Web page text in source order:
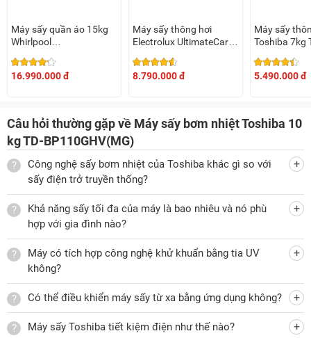
Máy sấy TD-BP110GHV(MG) tích hợp cảm biến nhiệt độ và
độ ẩm thông minh SenseDry, giúp:
Phát hiện và theo dõi độ ẩm thực tế bên trong lồng sấy
Tránh sấy khô quá mức gây hư hại sợi vải
Nhờ công nghệ này, quần áo luôn được bảo vệ , đồng thời
giảm thiểu điện năng tiêu thụ mà vẫn đảm bảo sấy khô
hoàn toàn.
Công nghệ UV Sensitize – Khử khuẩn mạnh mẽ, an toàn
cho sức khỏe
Một trong những công nghệ nổi bật trên Toshiba TD-
BP110GHV(MG) là UV Sensitize – sử dụng tia cực tím trong
quá trình sấy để:
Diệt khuẩn, nấm mốc lên tới 99,9%
Máy sấy quần áo 15kg
Whirlpool
16.990.000 đ
Máy sấy thông hơi
Electrolux UltimateCare
8.790.000 đ
Máy sấy
Toshiba 7kg
5.490.000 đ
Câu hỏi thường gặp về Máy sấy bơm nhiệt Toshiba 10
kg TD-BP110GHV(MG)
Công nghệ sấy bơm nhiệt của Toshiba khác gì so với
sấy điện trở truyền thống?
Khả năng sấy tối đa của máy là bao nhiêu và nó phù
hợp với gia đình nào?
Máy có tích hợp công nghệ khử khuẩn bằng tia UV
không?
Có thể điều khiển máy sấy từ xa bằng ứng dụng không?
Máy sấy Toshiba tiết kiệm điện như thế nào?